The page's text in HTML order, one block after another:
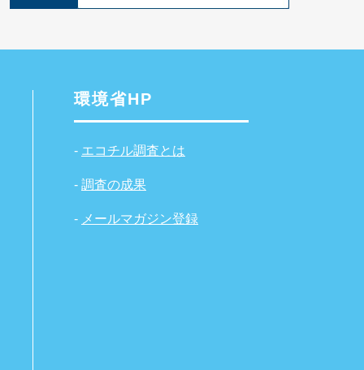
環境省HP
- エコチル調査とは
- 調査の成果
- メールマガジン登録